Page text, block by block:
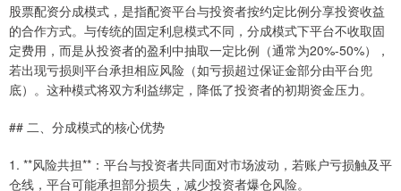
股票配资分成模式，是指配资平台与投资者按约定比例分享投资收益
的合作方式。与传统的固定利息模式不同，分成模式下平台不收取固
定费用，而是从投资者的盈利中抽取一定比例（通常为20%-50%），
若出现亏损则平台承担相应风险（如亏损超过保证金部分由平台兜
底）。这种模式将双方利益绑定，降低了投资者的初期资金压力。
## 二、分成模式的核心优势
1. **风险共担**：平台与投资者共同面对市场波动，若账户亏损触及平
仓线，平台可能承担部分损失，减少投资者爆仓风险。